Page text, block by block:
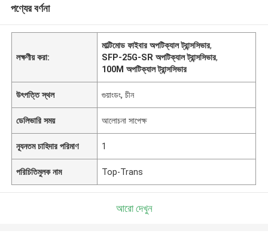
পণ্যের বর্ণনা
লক্ষণীয় করা:
মাল্টিমোড ফাইবার অপটিক্যাল ট্রান্সসিভার,
SFP-25G-SR অপটিক্যাল ট্রান্সসিভার,
100M অপটিক্যাল ট্রান্সসিভার
উৎপত্তি স্থল গুয়াংডং, চীন
ডেলিভারি সময় আলোচনা সাপেক্ষ
ন্যূনতম চাহিদার পরিমাণ 1
পরিচিতিমুলক নাম Top-Trans
আরো দেখুন